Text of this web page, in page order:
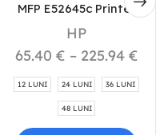
MFP E52645c Printer
HP
65.40 € – 225.94 €
12 LUNI 24 LUNI 36 LUNI
48 LUNI